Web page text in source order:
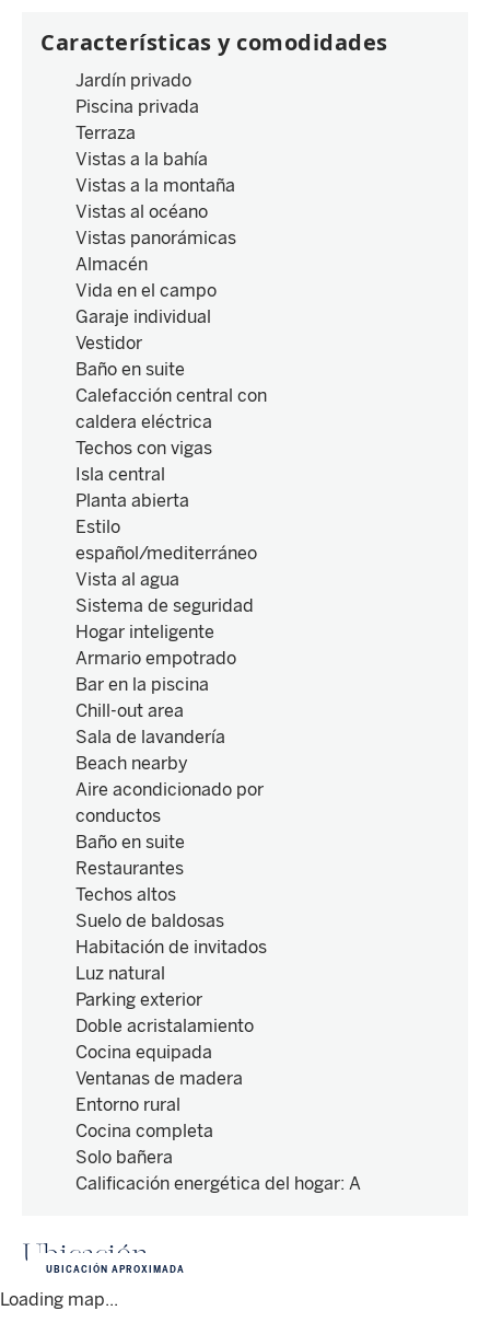
Características y comodidades
Jardín privado
Piscina privada
Terraza
Vistas a la bahía
Vistas a la montaña
Vistas al océano
Vistas panorámicas
Almacén
Vida en el campo
Garaje individual
Vestidor
Baño en suite
Calefacción central con
caldera eléctrica
Techos con vigas
Isla central
Planta abierta
Estilo
español/mediterráneo
Vista al agua
Sistema de seguridad
Hogar inteligente
Armario empotrado
Bar en la piscina
Chill-out area
Sala de lavandería
Beach nearby
Aire acondicionado por
conductos
Baño en suite
Restaurantes
Techos altos
Suelo de baldosas
Habitación de invitados
Luz natural
Parking exterior
Doble acristalamiento
Cocina equipada
Ventanas de madera
Entorno rural
Cocina completa
Solo bañera
Calificación energética del hogar: A
Ubicación
Loading map...
UBICACIÓN APROXIMADA